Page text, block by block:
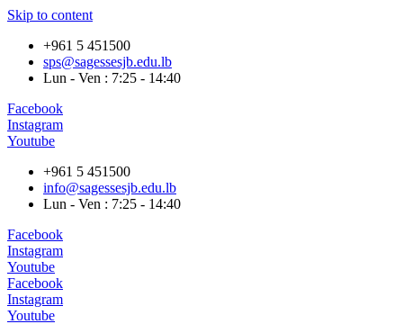
Skip to content
+961 5 451500
sps@sagessesjb.edu.lb
Lun - Ven : 7:25 - 14:40
Facebook
Instagram
Youtube
+961 5 451500
info@sagessesjb.edu.lb
Lun - Ven : 7:25 - 14:40
Facebook
Instagram
Youtube
Facebook
Instagram
Youtube